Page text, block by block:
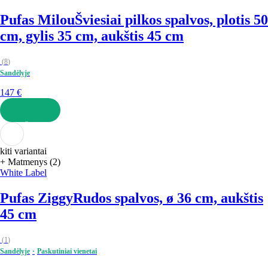
Pufas MilouŠviesiai pilkos spalvos, plotis 50
cm, gylis 35 cm, aukštis 45 cm
(8)
Sandėlyje
147 €
Į KREPŠELĮ
kiti variantai
+ Matmenys (2)
White Label
Pufas ZiggyRudos spalvos, ø 36 cm, aukštis
45 cm
(1)
Sandėlyje
Paskutiniai vienetai